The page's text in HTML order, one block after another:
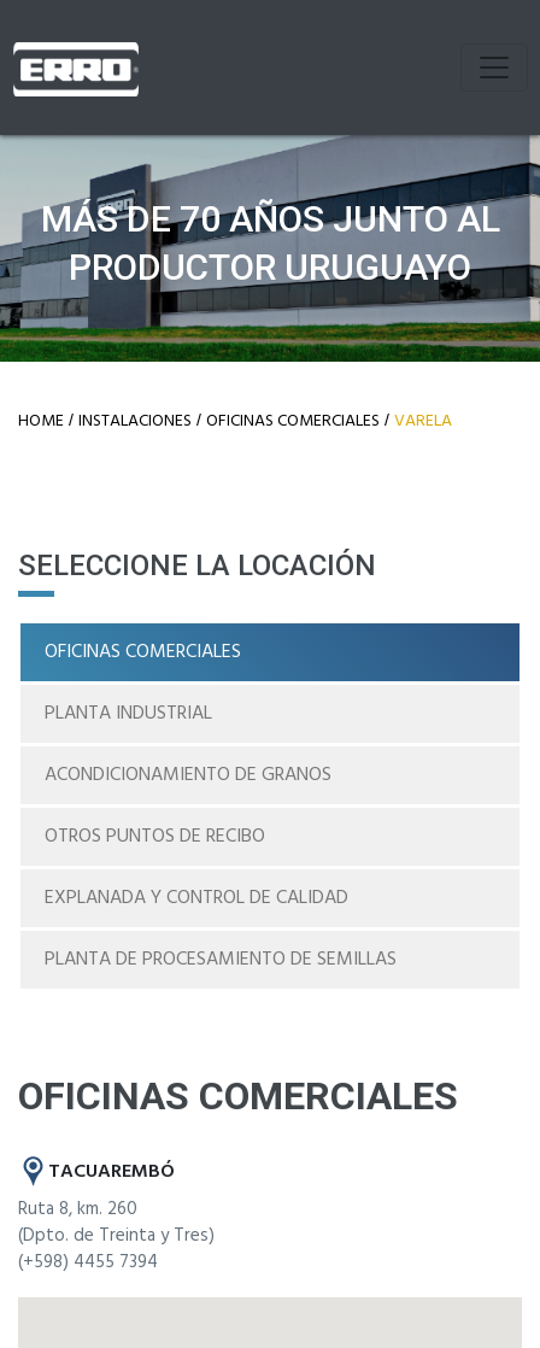
MÁS DE 70 AÑOS JUNTO AL
PRODUCTOR URUGUAYO
HOME / INSTALACIONES / OFICINAS COMERCIALES / VARELA
SELECCIONE LA LOCACIÓN
OFICINAS COMERCIALES
PLANTA INDUSTRIAL
ACONDICIONAMIENTO DE GRANOS
OTROS PUNTOS DE RECIBO
EXPLANADA Y CONTROL DE CALIDAD
PLANTA DE PROCESAMIENTO DE SEMILLAS
OFICINAS COMERCIALES
TACUAREMBÓ
Ruta 8, km. 260
(Dpto. de Treinta y Tres)
(+598) 4455 7394